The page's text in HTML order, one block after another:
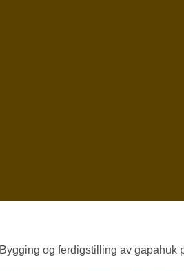
Bygging og ferdigstilling av gapahuk